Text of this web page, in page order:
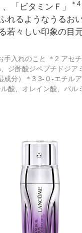
、「ビタミンＦ」 ＊4
れるようなうるお
若々しい印象の目元
手入れのこと ＊2 アセ
ジ酢酸ジペプチドジア
成分）＊3 3-Ｏ-エチル
酸、オレイン酸、パル